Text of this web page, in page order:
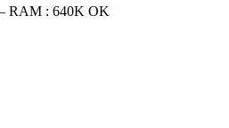
RAM : 640K OK